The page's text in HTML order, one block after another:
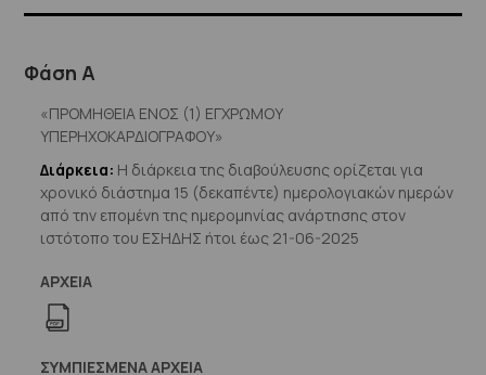
Φάση Α
«ΠΡΟΜΗΘΕΙΑ ΕΝΟΣ (1) ΕΓΧΡΩΜΟΥ
ΥΠΕΡΗΧΟΚΑΡΔΙΟΓΡΑΦΟΥ»
Διάρκεια: Η διάρκεια της διαβούλευσης ορίζεται για
χρονικό διάστημα 15 (δεκαπέντε) ημερολογιακών ημερών
από την επομένη της ημερομηνίας ανάρτησης στον
ιστότοπο του ΕΣΗΔΗΣ ήτοι έως 21-06-2025
ΑΡΧΕΊΑ
ΣΥΜΠΙΕΣΜΈΝΑ ΑΡΧΕΊΑ